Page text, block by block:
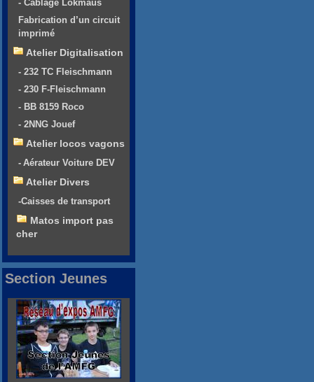
- Cablage Lokmaus
Fabrication d’un circuit
imprimé
Atelier Digitalisation
- 232 TC Fleischmann
- 230 F-Fleischmann
- BB 8159 Roco
- 2NNG Jouef
Atelier locos vagons
- Aérateur Voiture DEV
Atelier Divers
-Caisses de transport
Matos import pas
cher
Section Jeunes